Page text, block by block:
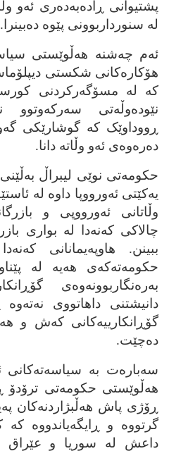
پشتیوانی ڕاده‌به‌ده‌ری ئه‌و
له‌ سنورداربوونی پێوه‌ ده‌بینرا.
ئه‌م چه‌شنه‌ هه‌ڵوێستی
که‌ له‌ مسۆگه‌رکردنی
نێوده‌وڵه‌تی سه‌رکه‌وتوو
ڕووداوێک که‌ گوشارێکی
ده‌ره‌وه‌ی ئه‌و وڵاته‌ دانا.
حکومه‌تی نوێی لیبراڵ به‌ڵێنی
یه‌کێتی ئه‌ورووپا داوه‌ له‌
وڵاتانی ئه‌ورووپی و
چالاکی که‌نه‌دا له‌ بواری
ببینن. هاوپه‌یمانانی
حکومه‌ته‌که‌ی هه‌یه‌ له‌
به‌ره‌نگاربوونه‌وه‌ی
دانیشتنی داهاتووی
گۆڕانکارییه‌کانی که‌ش و
ده‌چێت.
سه‌باره‌ت به‌ سیاسه‌ته‌کانی
هه‌ڵوێستی حکومه‌تی ترۆدۆ
ڕۆژی پاش هه‌ڵبژاردنه‌کان
گرتووه‌ و ڕایگه‌یاندووه‌ که‌
داعش له‌ سوریا و عێراق